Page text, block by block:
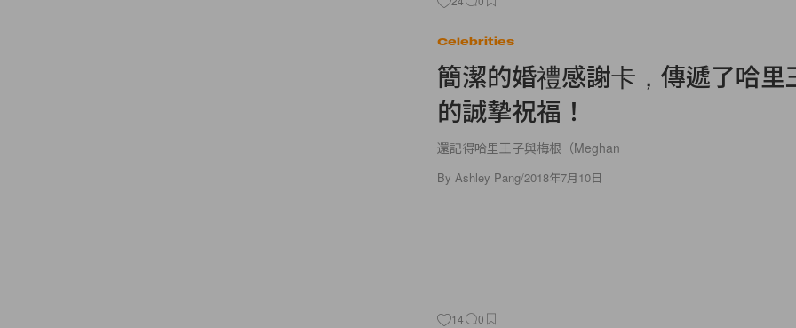
Celebrities
簡潔的婚禮感謝卡，傳遞了哈里
的誠摯祝福！
還記得哈里王子與梅根（Meghan
By Ashley Pang/2018年7月10日
14 0